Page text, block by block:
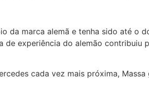
da marca alemã e tenha sido até o
de experiência do alemão
cada vez mais próxima,